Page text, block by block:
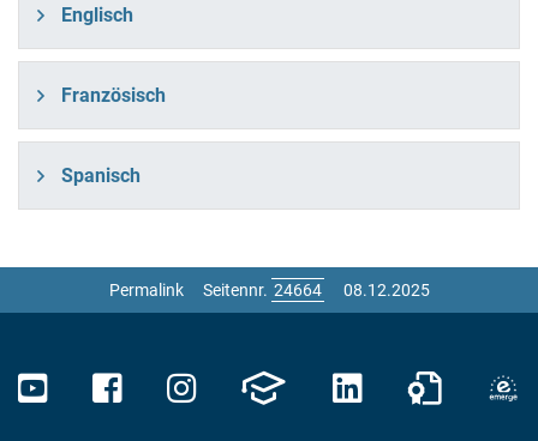
Englisch
Französisch
Spanisch
Permalink Seitennr. 08.12.2025